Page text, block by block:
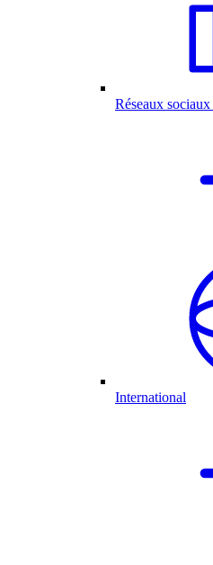
Réseaux
International